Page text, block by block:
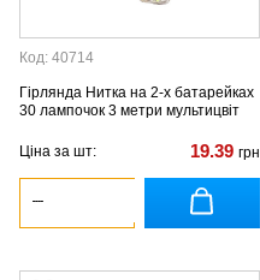
Код: 40714
Гірлянда Нитка на 2-х батарейках
30 лампочок 3 метри мультицвіт
Ціна за шт: 19.39 грн